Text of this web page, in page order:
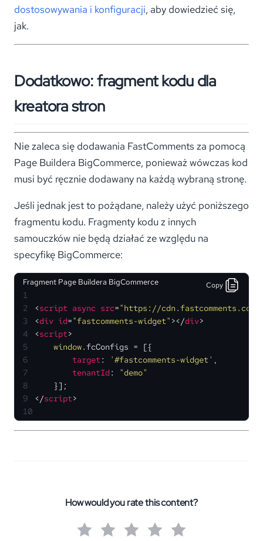
dostosowywania i konfiguracji, aby dowiedzieć się,
jak.
Dodatkowo: fragment kodu dla
kreatora stron
Nie zaleca się dodawania FastComments za pomocą
Page Buildera BigCommerce, ponieważ wówczas kod
musi być ręcznie dodawany na każdą wybraną stronę.
Jeśli jednak jest to pożądane, należy użyć poniższego
fragmentu kodu. Fragmenty kodu z innych
samouczków nie będą działać ze względu na
specyfikę BigCommerce:
Fragment Page Buildera BigCommerce Copy
1
2
<script async src="https://
3
<div id="fastcomments-widget" ></div>
4
<script>
5
window.fcConfigs = [{
6
target: '#fastcomments-widget' ,
7
tenantId:
"demo"
8
    }];
9
</script>
10
How would you rate this content?